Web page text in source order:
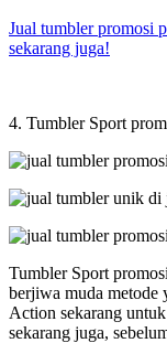
Jual tumbler promosi
sekarang juga!
4. Tumbler Sport
Tumbler Sport
berjiwa muda metode
Action sekarang
sekarang juga,